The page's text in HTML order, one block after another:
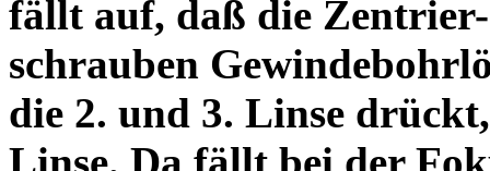
fällt auf, daß die Zentrier-
schrauben
die 2. und 3. Linse
Linse. Da fällt bei der